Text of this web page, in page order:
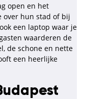
open en het
over hun stad of bij
een laptop waar je
waarderen de
de schone en nette
een heerlijke